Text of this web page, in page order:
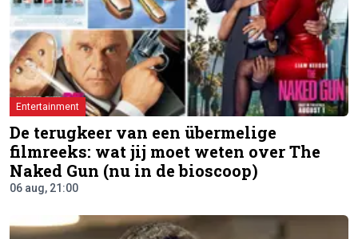
Entertainment
De terugkeer van een übermelige
filmreeks: wat jij moet weten over The
Naked Gun (nu in de bioscoop)
06 aug, 21:00